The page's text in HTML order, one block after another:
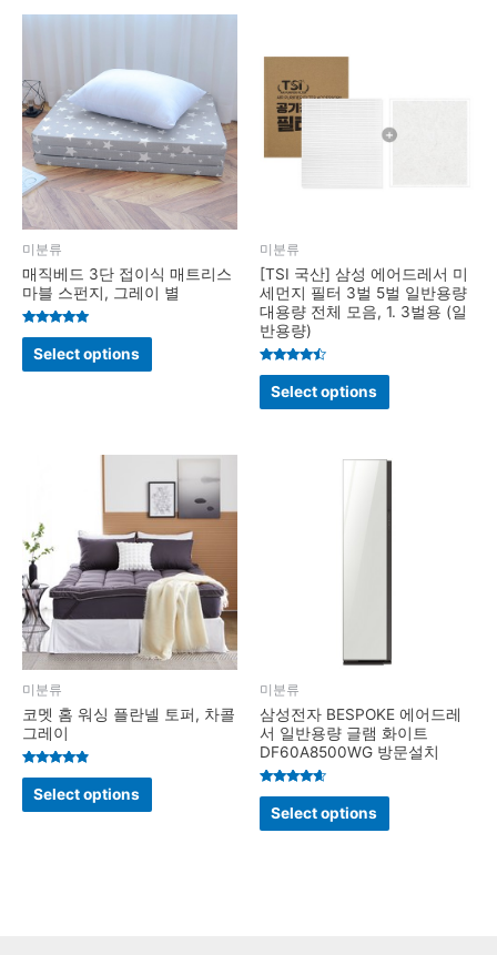
미분류
매직베드 3단 접이식 매트리스
마블 스펀지, 그레이 별
Rated
4.9
out of 5
Select options
미분류
[TSI 국산] 삼성 에어드레서 미
세먼지 필터 3벌 5벌 일반용량
대용량 전체 모음, 1. 3벌용 (일
반용량)
Rated
4.3
out of 5
Select options
미분류
코멧 홈 워싱 플란넬 토퍼, 차콜
그레이
Rated
4.7
out of 5
Select options
미분류
삼성전자 BESPOKE 에어드레
서 일반용량 글램 화이트
DF60A8500WG 방문설치
Rated
4.4
out of 5
Select options